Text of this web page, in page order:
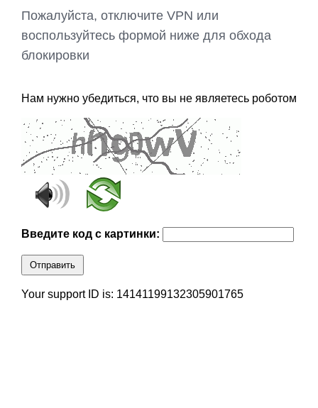
Пожалуйста, отключите VPN или
воспользуйтесь формой ниже для обхода
блокировки
Нам нужно убедиться, что вы не являетесь роботом
Введите код с картинки:
Отправить
Your support ID is: 14141199132305901765